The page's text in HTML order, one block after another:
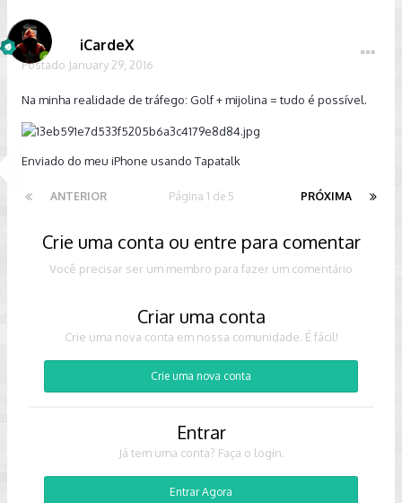
iCardeX
Postado January 29, 2016
Na minha realidade de tráfego: Golf + mijolina = tudo é possível.
Enviado do meu iPhone usando Tapatalk
ANTERIOR PRÓXIMA
Página 1 de 5
Crie uma conta ou entre para comentar
Você precisar ser um membro para fazer um comentário
Criar uma conta
Crie uma nova conta em nossa comunidade. É fácil!
Crie uma nova conta
Entrar
Já tem uma conta? Faça o login.
Entrar Agora